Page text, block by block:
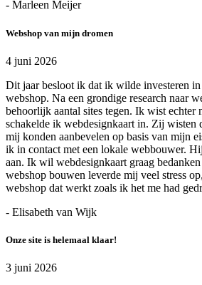
- Marleen Meijer
Webshop van mijn dromen
4 juni 2026
Dit jaar besloot ik dat ik wilde investeren in
webshop. Na een grondige research naar
behoorlijk aantal sites tegen. Ik wist echter
schakelde ik webdesignkaart in. Zij wisten
mij konden aanbevelen op basis van mijn
ik in contact met een lokale webbouwer.
aan. Ik wil webdesignkaart graag
webshop bouwen leverde mij veel stress
webshop dat werkt zoals ik het me had
- Elisabeth van Wijk
Onze site is helemaal klaar!
3 juni 2026